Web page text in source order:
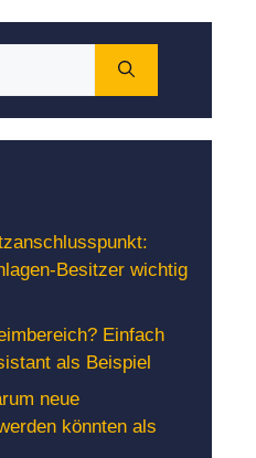
Besitzer wichtig
Einfach
als Beispiel
neue
könnten als